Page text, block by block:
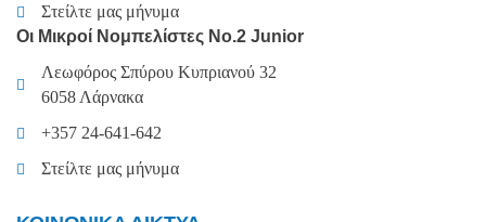
Στείλτε μας μήνυμα
Οι Μικροί Νομπελίστες Νο.2 Junior
Λεωφόρος Σπύρου Κυπριανού 32
6058 Λάρνακα
+357 24-641-642
Στείλτε μας μήνυμα